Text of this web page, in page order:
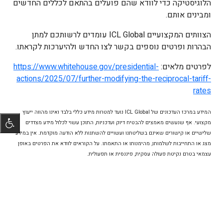
הלוגיסטיקה כדי לוודא שהם פועלים בהתאם לכללים החדשים
ומבינים אותם.
הצוותים המקצועיים ICL Global עומדים לרשותכם למתן
הבהרות ופרטים נוספים בקשר לצו החדש ולהיערכות לקראתו.
לפרטים מלאים:https://www.whitehouse.gov/presidential-
actions/2025/07/further-modifying-the-reciprocal-tariff-
rates
המידע במרכז העדכונים של ICL Global נועד למטרות מידע כללי בלבד ואינו מהווה ייעוץ
מקצועי. אף שנעשים מאמצים להבטיח דיוק ועדכניות, התוכן עשוי לכלול מידע מצדדים
שלישיים או קישורים שאינם בשליטתנו ועשויים להשתנות ללא הודעה מוקדמת. אין במידע
מצג או התחייבות לשלמותו, מהימנותו או התאמתו. על הקוראים לוודא את הפרטים באופן
עצמאי בטרם נקיטת פעולה עסקית, פיננסית או תפעולית.